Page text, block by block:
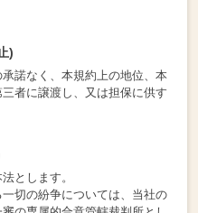
)
諾なく、本規約上の地位、本
者に譲渡し、又は担保に供す
とします。
切の紛争については、当社の